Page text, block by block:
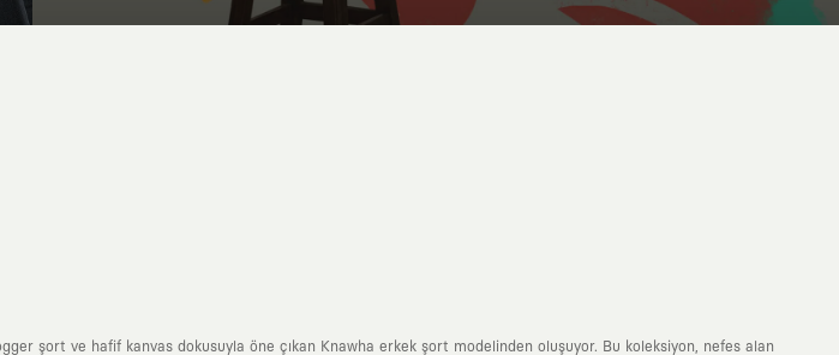
şort ve hafif kanvas dokusuyla öne çıkan Knawha erkek şort modelinden oluşuyor. Bu koleksiyon, nefes alan